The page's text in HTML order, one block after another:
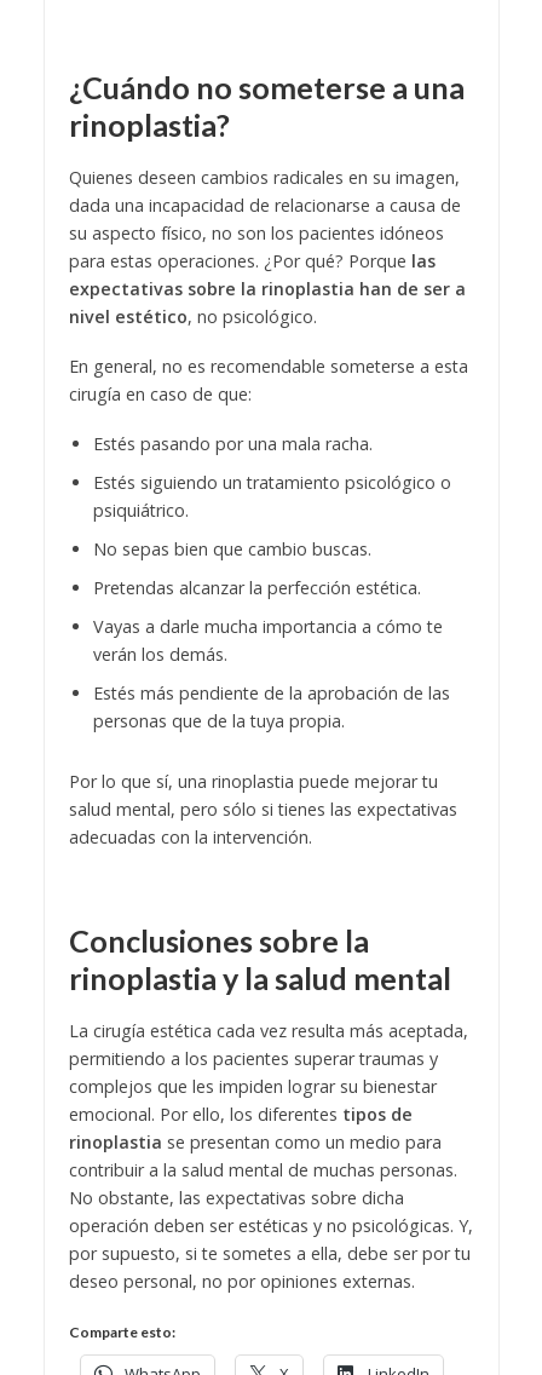
¿Cuándo no someterse a una
rinoplastia?
Quienes deseen cambios radicales en su imagen,
dada una incapacidad de relacionarse a causa de
su aspecto físico, no son los pacientes idóneos
para estas operaciones. ¿Por qué? Porque las
expectativas sobre la rinoplastia han de ser a
nivel estético, no psicológico.
En general, no es recomendable someterse a esta
cirugía en caso de que:
Estés pasando por una mala racha.
Estés siguiendo un tratamiento psicológico o
psiquiátrico.
No sepas bien que cambio buscas.
Pretendas alcanzar la perfección estética.
Vayas a darle mucha importancia a cómo te
verán los demás.
Estés más pendiente de la aprobación de las
personas que de la tuya propia.
Por lo que sí, una rinoplastia puede mejorar tu
salud mental, pero sólo si tienes las expectativas
adecuadas con la intervención.
Conclusiones sobre la
rinoplastia y la salud mental
La cirugía estética cada vez resulta más aceptada,
permitiendo a los pacientes superar traumas y
complejos que les impiden lograr su bienestar
emocional. Por ello, los diferentes tipos de
rinoplastia se presentan como un medio para
contribuir a la salud mental de muchas personas.
No obstante, las expectativas sobre dicha
operación deben ser estéticas y no psicológicas. Y,
por supuesto, si te sometes a ella, debe ser por tu
deseo personal, no por opiniones externas.
Comparte esto: